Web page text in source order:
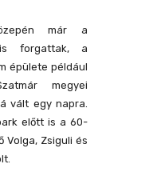
már a
is forgattak, a
épülete például
megyei
vált egy napra.
előtt is a 60-
Volga, Zsiguli és